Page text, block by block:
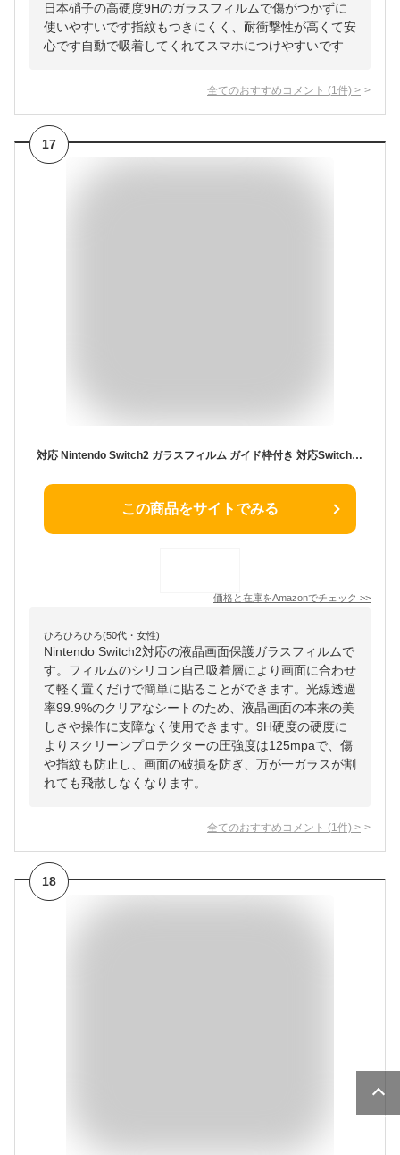
日本硝子の高硬度9Hのガラスフィルムで傷がつかずに
使いやすいです指紋もつきにくく、耐衝撃性が高くて安
心です自動で吸着してくれてスマホにつけやすいです
全てのおすすめコメント (1 件) >
17
対応 Nintendo Switch2 ガラスフィルム ガイド枠付き 対応Switch 2 2025 【7.9インチ】指紋防止 【2* フィルム+ 1*ガイド枠付き + 1*取り除き発泡板】国産旭硝子材質 薄型 強化ガラス 保護 高光沢 さらさら 液晶 ガラス ケース 9H硬度 厚さ0.26mm超薄型 高透過率 気泡なし ラウンドエッジ加工 簡単貼り付け 3D Touch対応 SENXLLSwitch2-G21
この商品をサイトでみる
価格と在庫をAmazonでチェック >>
ひろひろひろ(50代・女性)
Nintendo Switch2対応の液晶画面保護ガラスフィルムで
す。フィルムのシリコン自己吸着層により画面に合わせ
て軽く置くだけで簡単に貼ることができます。光線透過
率99.9%のクリアなシートのため、液晶画面の本来の美
しさや操作に支障なく使用できます。9H硬度の硬度に
よりスクリーンプロテクターの圧強度は125mpaで、傷
や指紋も防止し、画面の破損を防ぎ、万が一ガラスが割
れても飛散しなくなります。
全てのおすすめコメント (1 件) >
18